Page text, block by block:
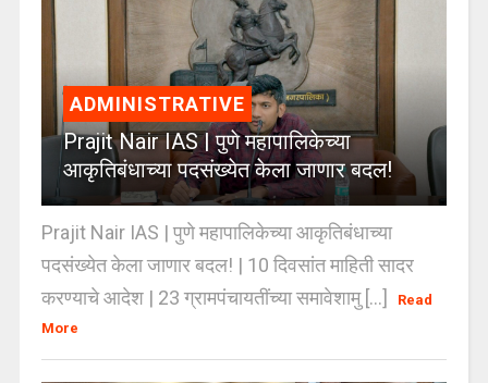
ADMINISTRATIVE
Prajit Nair IAS | पुणे महापालिकेच्या
आकृतिबंधाच्या पदसंख्येत केला जाणार बदल!
Prajit Nair IAS | पुणे महापालिकेच्या आकृतिबंधाच्या
पदसंख्येत केला जाणार बदल! | 10 दिवसांत माहिती सादर
करण्याचे आदेश | 23 ग्रामपंचायतींच्या समावेशामु [...]
Read
More